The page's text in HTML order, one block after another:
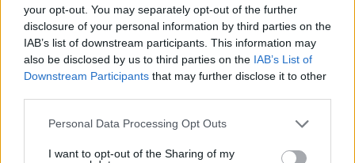
your opt-out. You may separately opt-out of the further
disclosure of your personal information by third parties on the
IAB’s list of downstream participants. This information may
also be disclosed by us to third parties on the IAB’s List of
Downstream Participants that may further disclose it to other
Please note that this website/app uses one or more Google
not limited to your visit or usage behaviour. You may click to
Personal Data Processing Opt Outs
I want to opt-out of the Sharing of my
Games